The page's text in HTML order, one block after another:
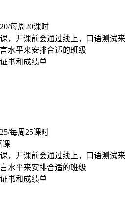
每周20课时
，开课前会通过线上，口语测试来
水平来安排合适的班级
书和成绩单
每周25课时
课
，开课前会通过线上，口语测试来
水平来安排合适的班级
书和成绩单